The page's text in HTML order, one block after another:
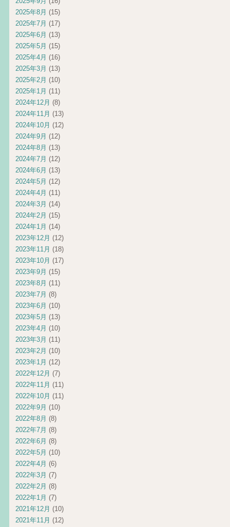
2025年8月 (15)
2025年7月 (17)
2025年6月 (13)
2025年5月 (15)
2025年4月 (16)
2025年3月 (13)
2025年2月 (10)
2025年1月 (11)
2024年12月 (8)
2024年11月 (13)
2024年10月 (12)
2024年9月 (12)
2024年8月 (13)
2024年7月 (12)
2024年6月 (13)
2024年5月 (12)
2024年4月 (11)
2024年3月 (14)
2024年2月 (15)
2024年1月 (14)
2023年12月 (12)
2023年11月 (18)
2023年10月 (17)
2023年9月 (15)
2023年8月 (11)
2023年7月 (8)
2023年6月 (10)
2023年5月 (13)
2023年4月 (10)
2023年3月 (11)
2023年2月 (10)
2023年1月 (12)
2022年12月 (7)
2022年11月 (11)
2022年10月 (11)
2022年9月 (10)
2022年8月 (8)
2022年7月 (8)
2022年6月 (8)
2022年5月 (10)
2022年4月 (6)
2022年3月 (7)
2022年2月 (8)
2022年1月 (7)
2021年12月 (10)
2021年11月 (12)